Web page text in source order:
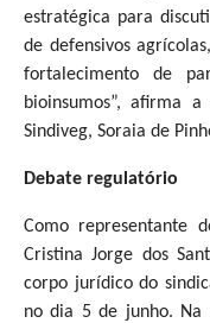
estratégica para
de defensivos
fortalecimento de
bioinsumos”, afirma
Sindiveg, Soraia de
Debate regulatório
Como representante
Cristina Jorge dos
corpo jurídico do
no dia 5 de junho. Na